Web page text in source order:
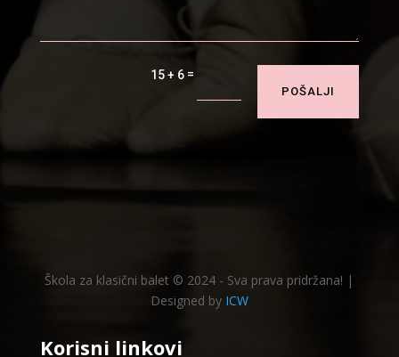
15 + 6 =
POŠALJI
Škola za klasični balet © 2024 - Sva prava pridržana! |
Designed by ICW
Korisni linkovi